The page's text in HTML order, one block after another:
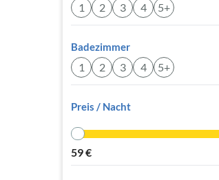
1 2 3 4 5+
Badezimmer
1 2 3 4 5+
Preis / Nacht
59€